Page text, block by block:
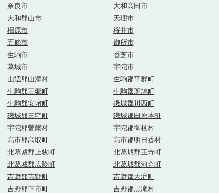
奈良市
大和高田市
大和郡山市
天理市
橿原市
桜井市
五條市
御所市
生駒市
香芝市
葛城市
宇陀市
山辺郡山添村
生駒郡平群町
生駒郡三郷町
生駒郡斑鳩町
生駒郡安堵町
磯城郡川西町
磯城郡三宅町
磯城郡田原本町
宇陀郡曽爾村
宇陀郡御杖村
高市郡高取町
高市郡明日香村
北葛城郡上牧町
北葛城郡王寺町
北葛城郡広陵町
北葛城郡河合町
吉野郡吉野町
吉野郡大淀町
吉野郡下市町
吉野郡黒滝村